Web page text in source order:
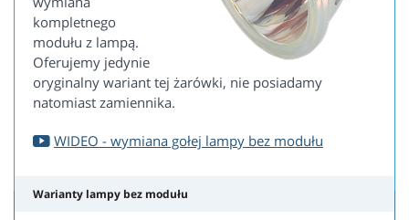
kompletnego
modułu z lampą.
Oferujemy jedynie
oryginalny wariant tej żarówki, nie posiadamy
natomiast zamiennika.
WIDEO - wymiana gołej lampy bez modułu
Warianty lampy bez modułu